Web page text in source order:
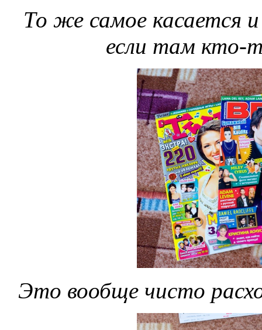
То же самое касается
если там кто-
Это вообще чисто